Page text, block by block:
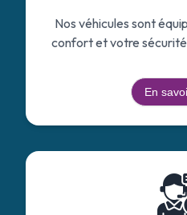
Nos véhicules sont
confort et votre
En